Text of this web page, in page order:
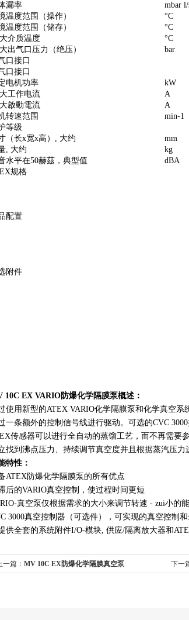
漏率
mbar l/
温度范围（操作）
°C
温度范围（储存）
°C
介质温度
°C
出气口压力（绝压）
bar
口接口
口接口
电机功率
kW
工作电流
A
啟動電流
A
转速范围
min-1
等级
（长x宽x高）, 大约
mm
, 大约
kg
水平在50赫茲，典型值
dBA
规格
配置
附件
10C EX VARIO防爆化学隔膜泵概述：
使用新型的ATEX VARIO化学隔膜泵和化学真空
一条额外的控制信号线进行驱动。可选的CVC
传感器可以进行全自动的蒸馏工艺，而不再需要
找到沸点压力、持续调节真空度并且根据蒸汽压
特性：
ATEX防爆化学隔膜泵的所有优点
后的VARIO真空控制，使过程时间更短
真空泵仅根据需求的大小来调节转速 - zui小的
3000真空控制器（可选件），可实现的真空控制
供全套的系统附件I/O-模块, 供应/隔离放大器和
一篇： MV 10C EX防爆化学隔膜真空泵 下一